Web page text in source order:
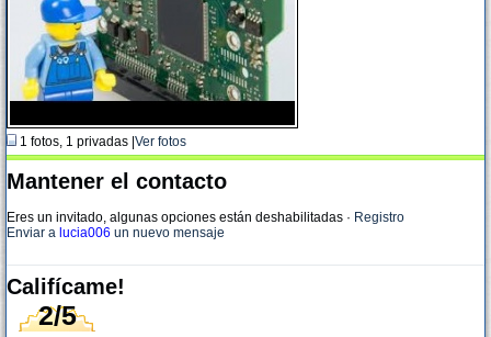
1 fotos, 1 privadas | Ver fotos
Mantener el contacto
Eres un invitado, algunas opciones están deshabilitadas · Registro
Enviar a lucia006 un nuevo mensaje
Califícame!
2/5